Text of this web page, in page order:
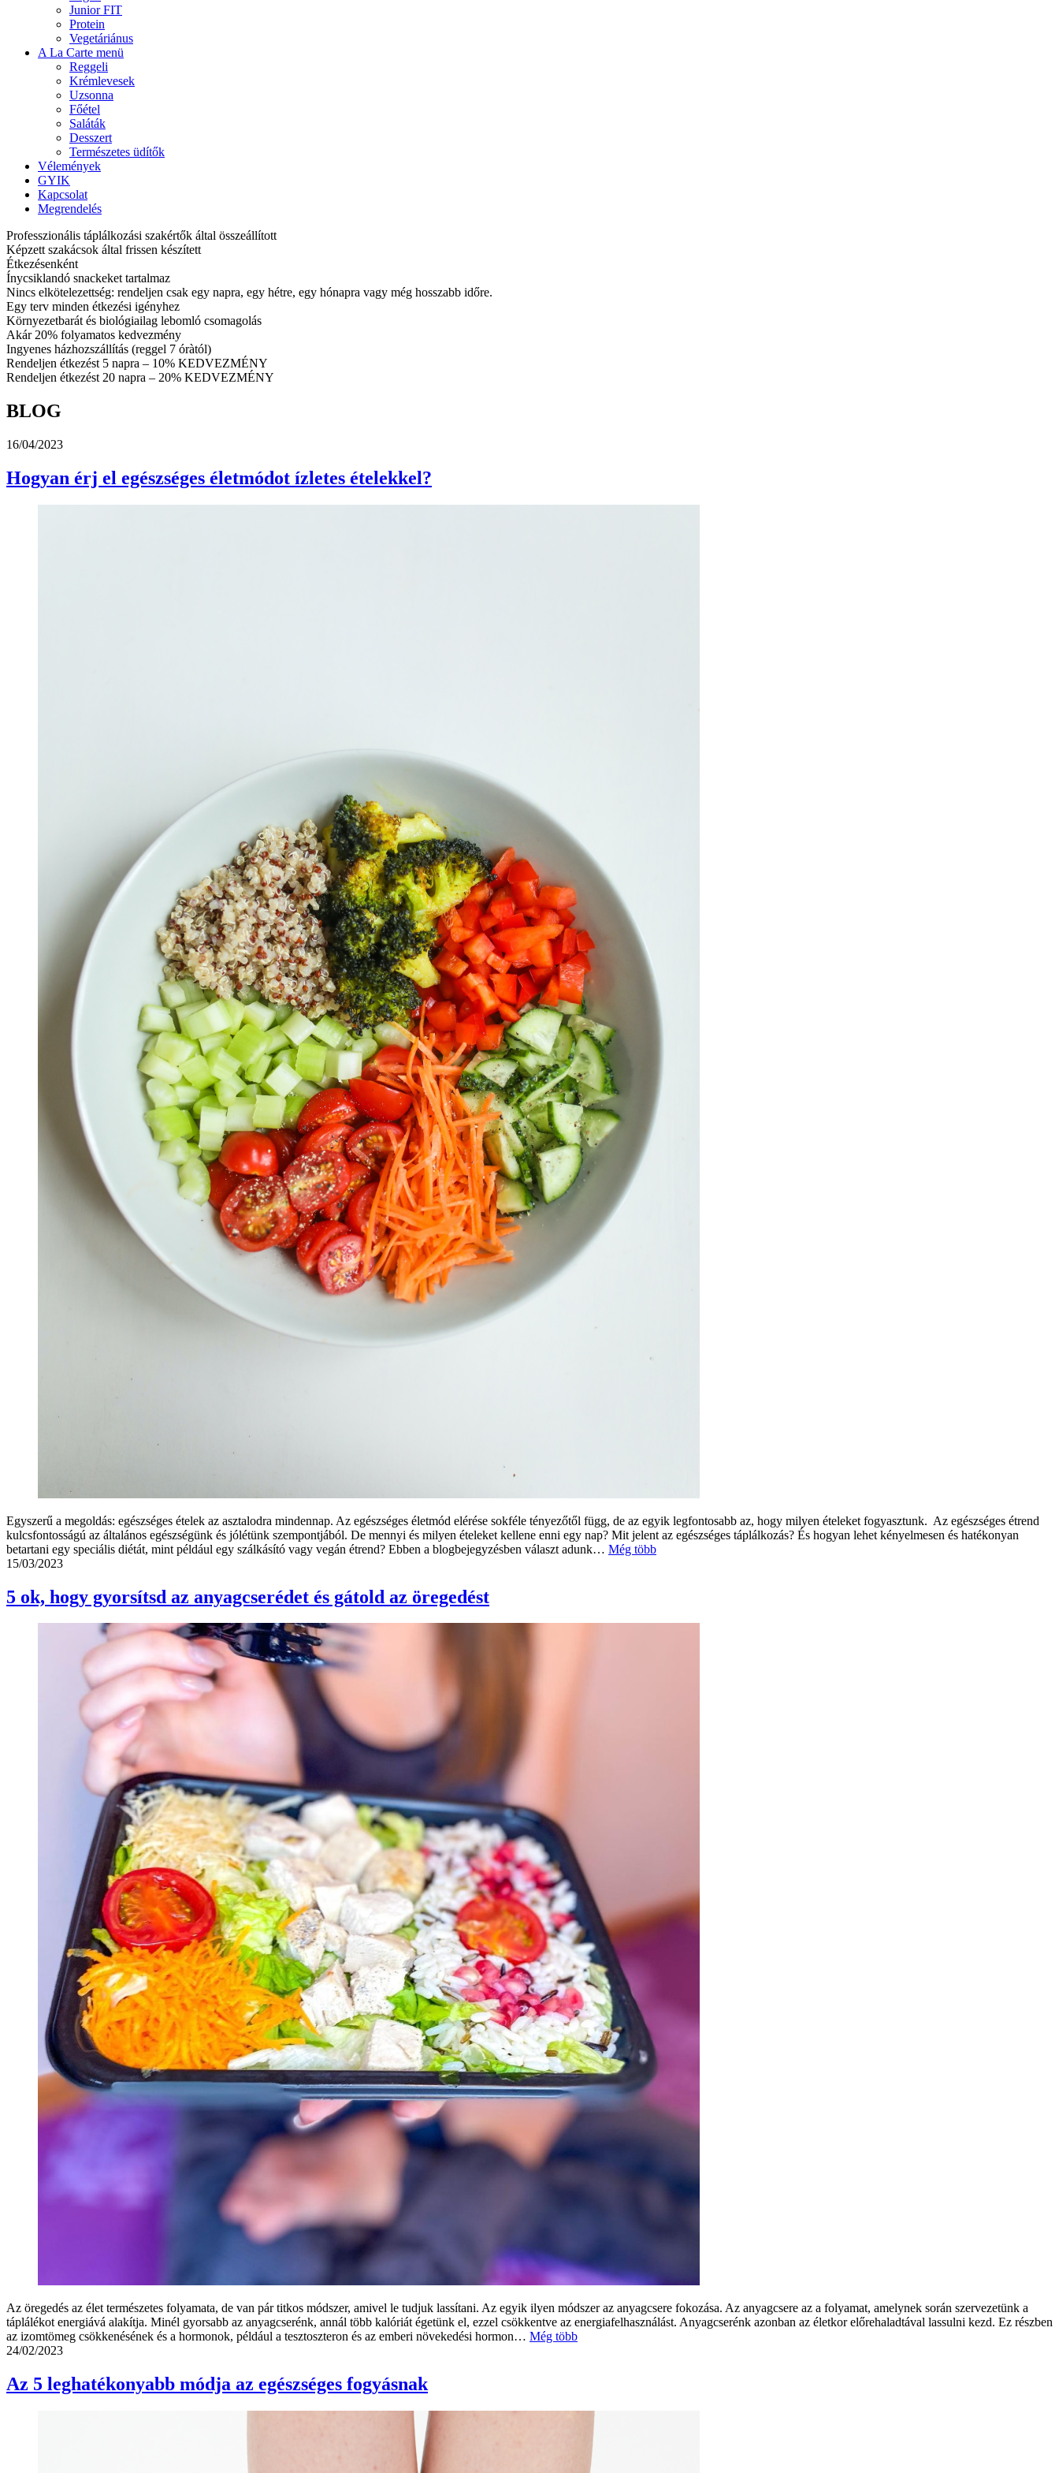
Junior FIT
Protein
Vegetáriánus
A La Carte menü
Reggeli
Krémlevesek
Uzsonna
Főétel
Saláták
Desszert
Természetes üdítők
Vélemények
GYIK
Kapcsolat
Megrendelés
Professzionális táplálkozási szakértők által összeállított
Képzett szakácsok által frissen készített
Étkezésenként
Ínycsiklandó snackeket tartalmaz
Nincs elkötelezettség: rendeljen csak egy napra, egy hétre, egy hónapra vagy még hosszabb időre.
Egy terv minden étkezési igényhez
Környezetbarát és biológiailag lebomló csomagolás
Akár 20% folyamatos kedvezmény
Ingyenes házhozszállítás (reggel 7 óràtól)
Rendeljen étkezést 5 napra – 10% KEDVEZMÉNY
Rendeljen étkezést 20 napra – 20% KEDVEZMÉNY
BLOG
16/04/2023
Hogyan érj el egészséges életmódot ízletes ételekkel?
Egyszerű a megoldás: egészséges ételek az asztalodra mindennap. Az egészséges életmód elérése sokféle tényezőtől függ, de az egyik legfontosabb az, hogy milyen ételeket fogyasztunk. Az egészséges étrend
kulcsfontosságú az általános egészségünk és jólétünk szempontjából. De mennyi és milyen ételeket kellene enni egy nap? Mit jelent az egészséges táplálkozás? És hogyan lehet kényelmesen és hatékonyan
betartani egy speciális diétát, mint például egy szálkásító vagy vegán étrend? Ebben a blogbejegyzésben választ adunk… Még több
15/03/2023
5 ok, hogy gyorsítsd az anyagcserédet és gátold az öregedést
Az öregedés az élet természetes folyamata, de van pár titkos módszer, amivel le tudjuk lassítani. Az egyik ilyen módszer az anyagcsere fokozása. Az anyagcsere az a folyamat, amelynek során szervezetünk a
táplálékot energiává alakítja. Minél gyorsabb az anyagcserénk, annál több kalóriát égetünk el, ezzel csökkentve az energiafelhasználást. Anyagcserénk azonban az életkor előrehaladtával lassulni kezd. Ez részben
az izomtömeg csökkenésének és a hormonok, például a tesztoszteron és az emberi növekedési hormon… Még több
24/02/2023
Az 5 leghatékonyabb módja az egészséges fogyásnak